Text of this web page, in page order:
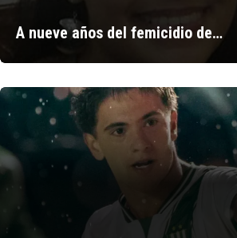
A nueve años del femicidio de…